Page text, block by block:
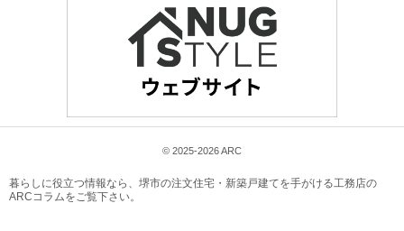
© 2025-2026 ARC
暮らしに役立つ情報なら、 堺市の注文住宅・新築戸建てを手がける工務店の
ARCコラムをご覧下さい。